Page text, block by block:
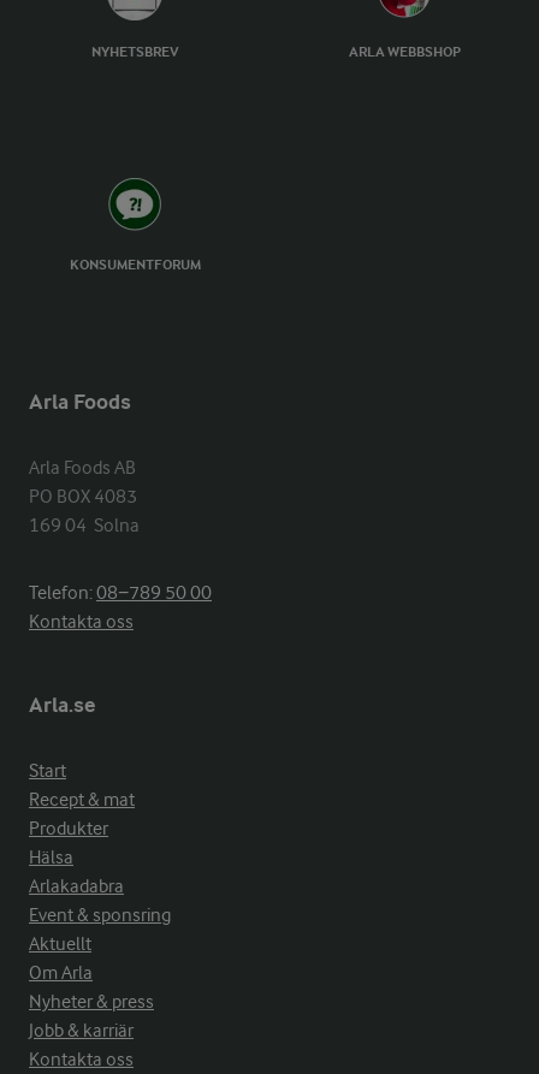
NYHETSBREV ARLA WEBBSHOP
KONSUMENTFORUM
Arla Foods
Arla Foods AB
PO BOX 4083
169 04  Solna
Telefon:08−789 50 00
Kontakta oss
Arla.se
Start
Recept & mat
Produkter
Hälsa
Arlakadabra
Event & sponsring
Aktuellt
Om Arla
Nyheter & press
Jobb & karriär
Kontakta oss